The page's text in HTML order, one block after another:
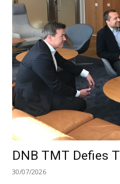
DNB TMT Defies
30/07/2026